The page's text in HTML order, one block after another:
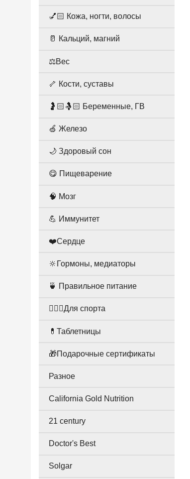
💅🏻 Кожа, ногти, волосы
🥛 Кальций, магний
⚖️Вес
🦴 Кости, суставы
🤰🏻🤱🏻 Беременные, ГВ
🍏 Железо
🌙 Здоровый сон
😋 Пищеварение
🧠 Мозг
💪 Иммунитет
❤️Сердце
🔆Гормоны, медиаторы
🍵 Правильное питание
🤸🏻‍♀️Для спорта
💊Таблетницы
🎁Подарочные сертификаты
Разное
California Gold Nutrition
21 century
Doctor's Best
Solgar